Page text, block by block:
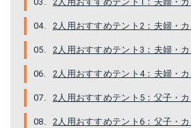
2人用おすすめテント2：夫婦・
2人用おすすめテント3：夫婦・
2人用おすすめテント4：夫婦・
2人用おすすめテント5：父子・
2人用おすすめテント6：父子・
Yahoo!ショッピングで見る